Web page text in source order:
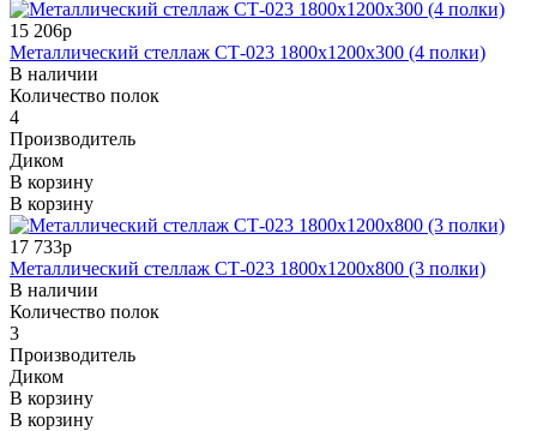
15 206р
Металлический стеллаж СТ-023 1800x1200x300 (4 полки)
В наличии
Количество полок
4
Производитель
Диком
В корзину
В корзину
17 733р
Металлический стеллаж СТ-023 1800x1200x800 (3 полки)
В наличии
Количество полок
3
Производитель
Диком
В корзину
В корзину